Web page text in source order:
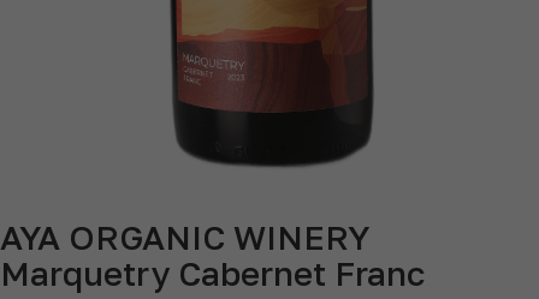
AYA ORGANIC WINERY
Marquetry Cabernet Franc